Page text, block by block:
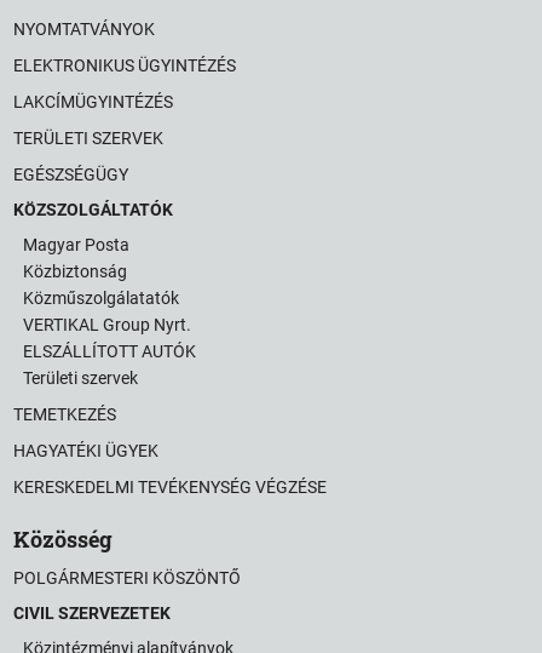
NYOMTATVÁNYOK
ELEKTRONIKUS ÜGYINTÉZÉS
LAKCÍMÜGYINTÉZÉS
TERÜLETI SZERVEK
EGÉSZSÉGÜGY
KÖZSZOLGÁLTATÓK
Magyar Posta
Közbiztonság
Közműszolgálatatók
VERTIKAL Group Nyrt.
ELSZÁLLÍTOTT AUTÓK
Területi szervek
TEMETKEZÉS
HAGYATÉKI ÜGYEK
KERESKEDELMI TEVÉKENYSÉG VÉGZÉSE
Közösség
POLGÁRMESTERI KÖSZÖNTŐ
CIVIL SZERVEZETEK
Közintézményi alapítványok